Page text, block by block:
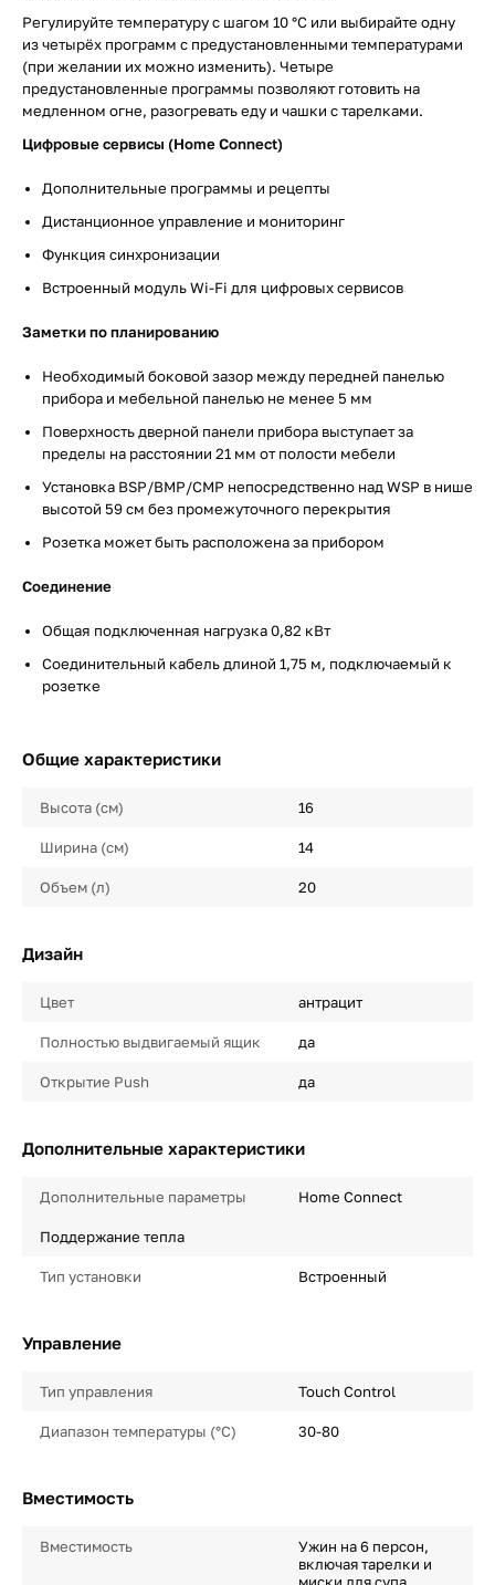
Регулируйте температуру с шагом 10 °C или выбирайте одну
из четырёх программ с предустановленными температурами
(при желании их можно изменить). Четыре
предустановленные программы позволяют готовить на
медленном огне, разогревать еду и чашки с тарелками.
Цифровые сервисы (Home Connect)
Дополнительные программы и рецепты
Дистанционное управление и мониторинг
Функция синхронизации
Встроенный модуль Wi-Fi для цифровых сервисов
Заметки по планированию
Необходимый боковой зазор между передней панелью
прибора и мебельной панелью не менее 5 мм
Поверхность дверной панели прибора выступает за
пределы на расстоянии 21 мм от полости мебели
Установка BSP/BMP/CMP непосредственно над WSP в нише
высотой 59 см без промежуточного перекрытия
Розетка может быть расположена за прибором
Соединение
Общая подключенная нагрузка 0,82 кВт
Соединительный кабель длиной 1,75 м, подключаемый к
розетке
Общие характеристики
Высота (см) 16
Ширина (см) 14
Объем (л) 20
Дизайн
Цвет антрацит
Полностью выдвигаемый ящик да
Открытие Push да
Дополнительные характеристики
Дополнительные параметры Home Connect
Поддержание тепла
Тип установки Встроенный
Управление
Тип управления Touch Control
Диапазон температуры (°С) 30-80
Вместимость
Вместимость
Ужин на 6 персон,
включая тарелки и